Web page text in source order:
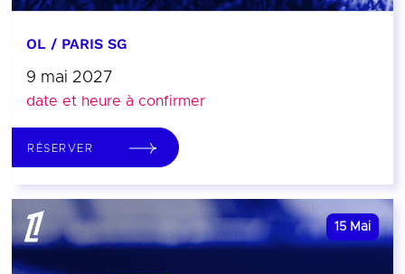
OL / PARIS SG
9 mai 2027
date et heure à confirmer
RÉSERVER
15 Mai